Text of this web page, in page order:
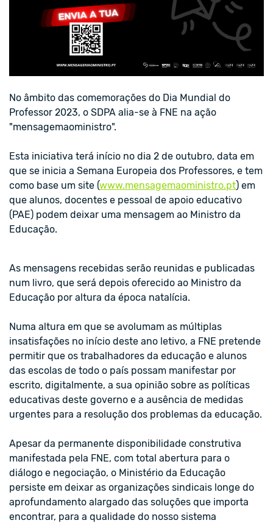
No âmbito das comemorações do Dia Mundial do
Professor 2023, o SDPA alia-se à FNE na ação
"mensagemaoministro".
Esta iniciativa terá início no dia 2 de outubro, data em
que se inicia a Semana Europeia dos Professores, e tem
como base um site (www.mensagemaoministro.pt) em
que alunos, docentes e pessoal de apoio educativo
(PAE) podem deixar uma mensagem ao Ministro da
Educação.
As mensagens recebidas serão reunidas e publicadas
num livro, que será depois oferecido ao Ministro da
Educação por altura da época natalícia.
Numa altura em que se avolumam as múltiplas
insatisfações no início deste ano letivo, a FNE pretende
permitir que os trabalhadores da educação e alunos
das escolas de todo o país possam manifestar por
escrito, digitalmente, a sua opinião sobre as políticas
educativas deste governo e a ausência de medidas
urgentes para a resolução dos problemas da educação.
Apesar da permanente disponibilidade construtiva
manifestada pela FNE, com total abertura para o
diálogo e negociação, o Ministério da Educação
persiste em deixar as organizações sindicais longe do
aprofundamento alargado das soluções que importa
encontrar, para a qualidade do nosso sistema